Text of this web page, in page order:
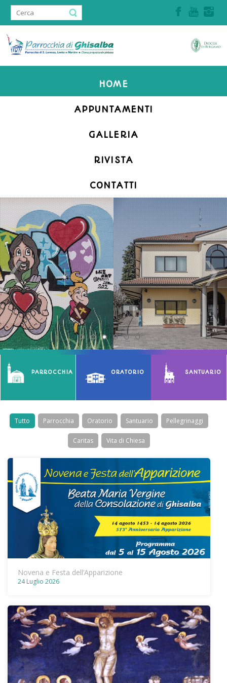
HOME
APPUNTAMENTI
GALLERIA
RIVISTA
CONTATTI
PARROCCHIA ORATORIO SANTUARIO
Tutto Parrocchia Oratorio Santuario Pellegrinaggi
Caritas Vita di Chiesa
Novena e Festa dell’Apparizione
24 Luglio 2026